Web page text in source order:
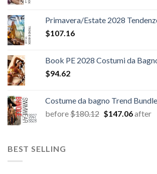
Primavera/Estate 2028
$107.16
Book PE 2028 Costumi da
$94.62
Costume da bagno Trend Bundle
before$180.12 Il
$147.06Il
after
BEST SELLING